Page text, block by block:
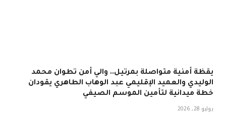
يقظة أمنية متواصلة بمرتيل.. والي أمن تطوان محمد
الوليدي والعميد الإقليمي عبد الوهاب الطاهري يقودان
خطة ميدانية لتأمين الموسم الصيفي
يوليو 28, 2026